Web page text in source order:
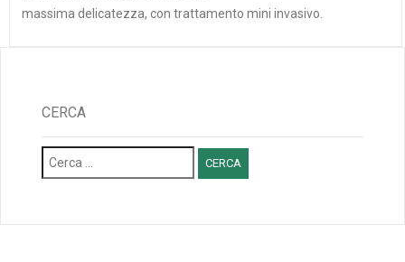
massima delicatezza, con trattamento mini invasivo.
CERCA
Ricerca
per: